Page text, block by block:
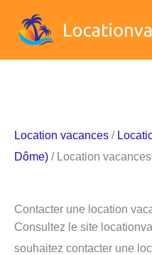
Location vacances /
Dôme) / Location
Contacter une location
Consultez le site
souhaitez contacter une